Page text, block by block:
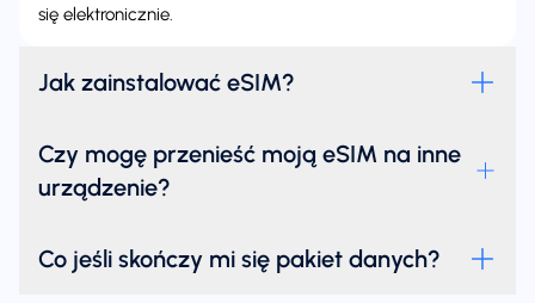
się elektronicznie.
Jak zainstalować eSIM?
Czy mogę przenieść moją eSIM na inne
urządzenie?
Co jeśli skończy mi się pakiet danych?